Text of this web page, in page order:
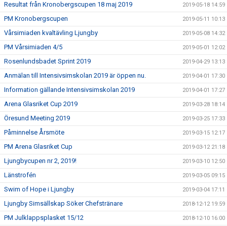
Resultat från Kronobergscupen 18 maj 2019 2019-05-18 14:59
PM Kronobergscupen 2019-05-11 10:13
Vårsimiaden kvaltävling Ljungby 2019-05-08 14:32
PM Vårsimiaden 4/5 2019-05-01 12:02
Rosenlundsbadet Sprint 2019 2019-04-29 13:13
Anmälan till Intensivsimskolan 2019 är öppen nu. 2019-04-01 17:30
Information gällande Intensivsimskolan 2019 2019-04-01 17:27
Arena Glasriket Cup 2019 2019-03-28 18:14
Öresund Meeting 2019 2019-03-25 17:33
Påminnelse Årsmöte 2019-03-15 12:17
PM Arena Glasriket Cup 2019-03-12 21:18
Ljungbycupen nr 2, 2019! 2019-03-10 12:50
Länstrofén 2019-03-05 09:15
Swim of Hope i Ljungby 2019-03-04 17:11
Ljungby Simsällskap Söker Chefstränare 2018-12-12 19:59
PM Julklappsplasket 15/12 2018-12-10 16:00